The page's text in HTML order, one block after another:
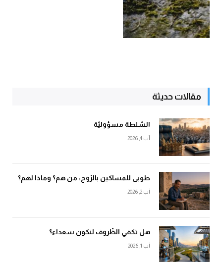
مقالات حديثة
السّلطة مسؤوليّة
آب 4, 2026
طوبى للمساكين بالرّوح: من هم؟ وماذا لهم؟
آب 2, 2026
هل تكفي الظّروف لنكون سعداء؟
آب 1, 2026